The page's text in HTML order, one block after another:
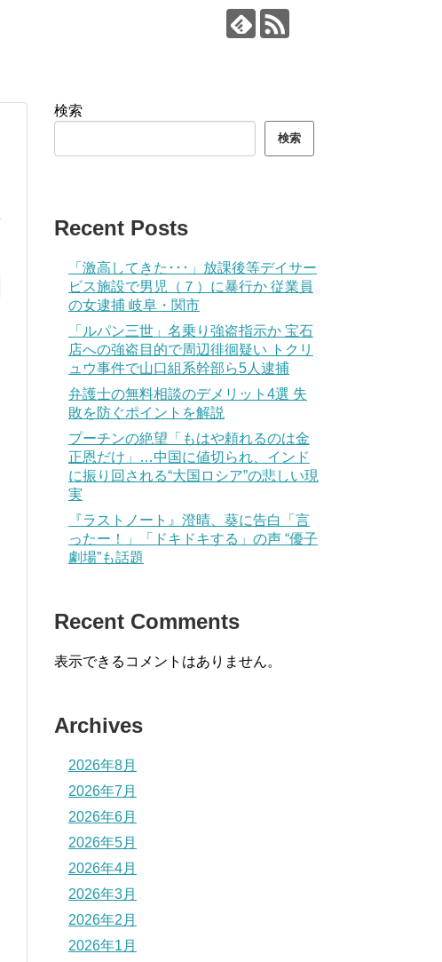
検索
検索
Recent Posts
「激高してきた･･･」放課後等デイサー
ビス施設で男児（７）に暴行か 従業員
の女逮捕 岐阜・関市
「ルパン三世」名乗り強盗指示か 宝石
店への強盗目的で周辺徘徊疑い トクリ
ュウ事件で山口組系幹部ら5人逮捕
弁護士の無料相談のデメリット4選 失
敗を防ぐポイントを解説
プーチンの絶望「もはや頼れるのは金
正恩だけ」…中国に値切られ、インド
に振り回される“大国ロシア”の悲しい現
実
『ラストノート』澄晴、葵に告白「言
ったー！」「ドキドキする」の声 “優子
劇場”も話題
Recent Comments
表示できるコメントはありません。
Archives
2026年8月
2026年7月
2026年6月
2026年5月
2026年4月
2026年3月
2026年2月
2026年1月